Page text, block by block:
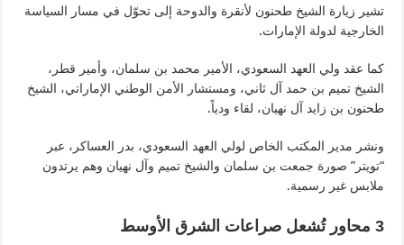
تشير زيارة الشيخ طحنون لأنقرة والدوحة إلى تحوّل في مسار السياسة
الخارجية لدولة الإمارات.
كما عقد ولي العهد السعودي، الأمير محمد بن سلمان، وأمير قطر،
الشيخ تميم بن حمد آل ثاني، ومستشار الأمن الوطني الإماراتي، الشيخ
طحنون بن زايد آل نهيان، لقاء ودياً.
ونشر مدير المكتب الخاص لولي العهد السعودي، بدر العساكر، عبر
“تويتر” صورة جمعت بن سلمان والشيخ تميم وآل نهيان وهم يرتدون
ملابس غير رسمية.
3 محاور تُشعل صراعات الشرق الأوسط